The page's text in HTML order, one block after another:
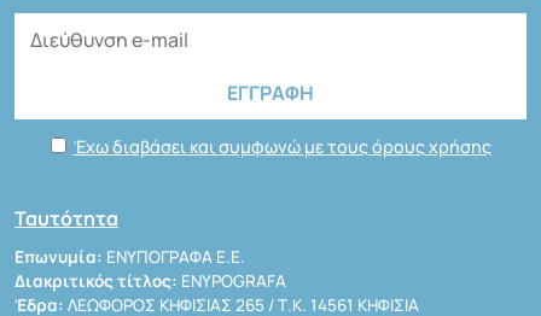
Έχω διαβάσει και συμφωνώ με τους όρους χρήσης
Ταυτότητα
Επωνυμία: ΕΝΥΠΟΓΡΑΦΑ Ε.Ε.
Διακριτικός τίτλος: ENYPOGRAFA
Έδρα: ΛΕΩΦΟΡΟΣ ΚΗΦΙΣΙΑΣ 265 / Τ.Κ. 14561 ΚΗΦΙΣΙΑ